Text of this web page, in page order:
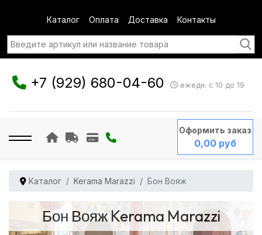
Каталог Оплата Доставка Контакты
+7 (929) 680-04-60 ежедн. с 10 до 19
Оформить заказ
0,00 руб
Каталог Kerama Marazzi Бон Вояж
Бон Вояж Kerama Marazzi